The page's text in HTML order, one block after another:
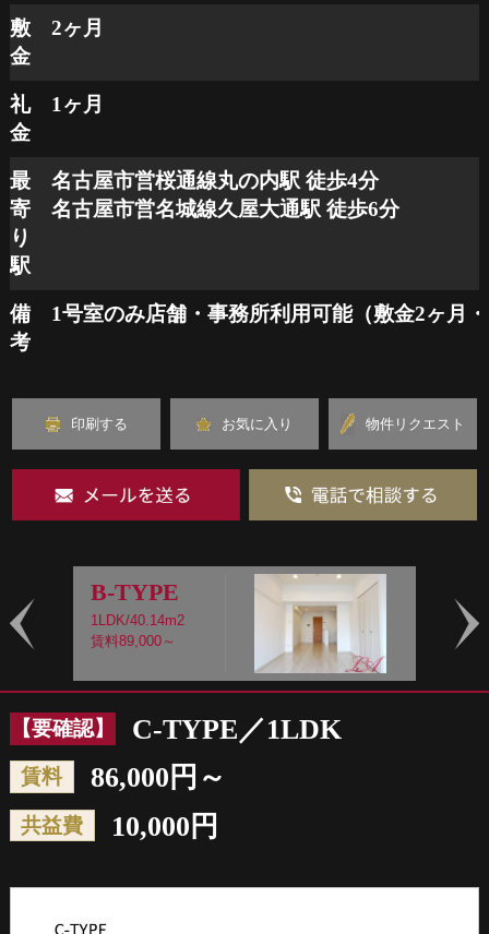
敷
金
2ヶ月
礼
金
1ヶ月
最
寄
り
駅
名古屋市営桜通線丸の内駅 徒歩4分
名古屋市営名城線久屋大通駅 徒歩6分
備
考
1号室のみ店舗・事務所利用可能（敷金2ヶ月
印刷する お気に入り 物件リクエスト
B-TYPE
1LDK/40.14m2
賃料89,000～
【要確認】 C-TYPE／1LDK
賃料 86,000円～
共益費 10,000円